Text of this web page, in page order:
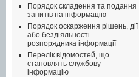
Порядок складення та подання
запитів на інформацію
Порядок оскарження рішень, дії
або бездіяльності
розпорядника інформації
Перелік відомостей, що
становлять службову
інформацію